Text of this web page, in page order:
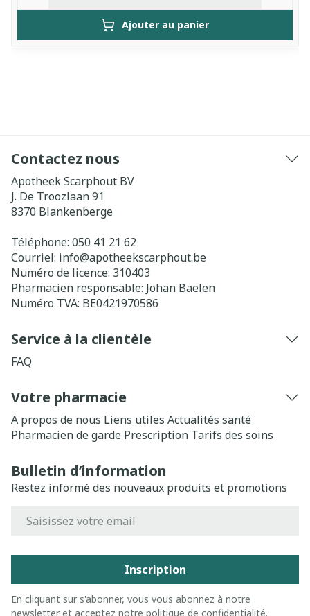
Ajouter au panier
Contactez nous
Apotheek Scarphout BV
J. De Troozlaan 91
8370 Blankenberge
Téléphone: 050 41 21 62
Courriel: info@apotheekscarphout.be
Numéro de licence: 310403
Pharmacien responsable: Johan Baelen
Numéro TVA: BE0421970586
Service à la clientèle
FAQ
Votre pharmacie
A propos de nous Liens utiles Actualités santé
Pharmacien de garde Prescription Tarifs des soins
Bulletin d’information
Restez informé des nouveaux produits et promotions
Inscription
En cliquant sur s'abonner, vous vous abonnez à notre
newsletter et acceptez notre politique de confidentialité.